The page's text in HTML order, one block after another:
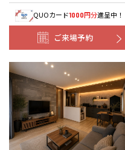
QUOカード1000円分進呈中！
ご来場予約